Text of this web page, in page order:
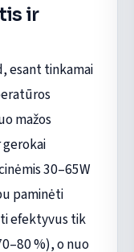
ir
esant tinkamai
mažos
30–65W
paminėti
efektyvus tik
%), o nuo